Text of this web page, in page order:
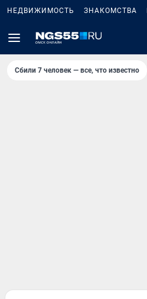
НЕДВИЖИМОСТЬ ЗНАКОМСТВА
Сбили 7 человек — все, что известно